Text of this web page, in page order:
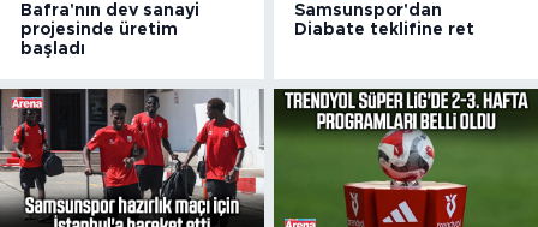
Bafra'nın dev sanayi
projesinde üretim
başladı
Samsunspor'dan
Diabate teklifine ret